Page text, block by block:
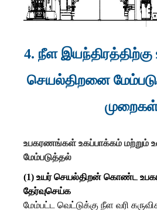
4. நீள
செயல்திறனை
உபகரணங்கள் உகப்பாக்கம் மற்றும்
மேம்படுத்தல்
(1) உயர் செயல்திறன் கொண்ட
தேர்வுசெய்க
மேம்பட்ட வெட்டுக்கு நீள வரி